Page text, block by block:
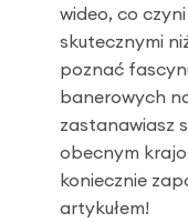
wideo, co
skutecznymi
poznać
banerowych
zastanawiasz
obecnym
koniecznie
artykułem!